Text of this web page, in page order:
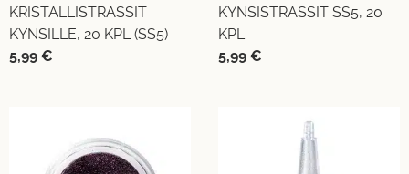
KRISTALLISTRASSIT
KYNSILLE, 20 KPL (SS5)
5,99 €
KYNSISTRASSIT SS5, 20
KPL
5,99 €